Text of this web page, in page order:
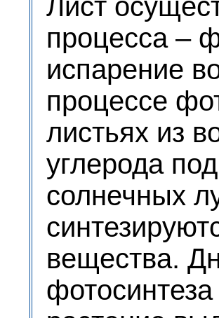
процесса –
испарение
процессе
листьях из
углерода
солнечных
вещества.